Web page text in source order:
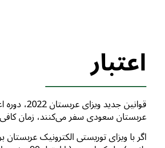
اعتبار
عربستان سعودی سفر می‌کنند، زمان